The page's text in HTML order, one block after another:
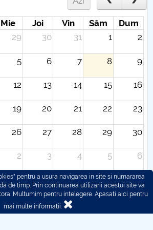
Mie Joi Vin Sâm
Dum
29 30 31 1 2
5 6 7 8 9
12 13 14 15 16
19 20 21 22 23
26 27 28 29 30
2 3 4 5 6
pentru a usura navigarea in site si numararea
de timp. Prin continuarea utilizarii acestui site va
Multumim pentru intelegere. Apasati aici pentru
mai multe informatii.